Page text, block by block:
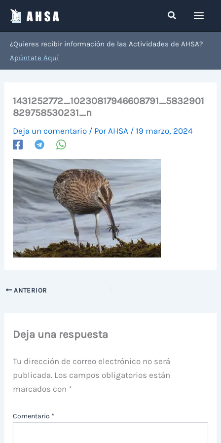
contenido
Buscar
¿Quieres recibir información de las Actividades de AHSA?
Apúntate Aquí
1431252772_10230817946608791_5832901
829758530231_n
Deja un comentario / Por AHSA /19 marzo, 2024
ANTERIOR
Deja una respuesta
Tu dirección de correo electrónico no será
publicada. Los campos obligatorios están
marcados con *
Comentario *